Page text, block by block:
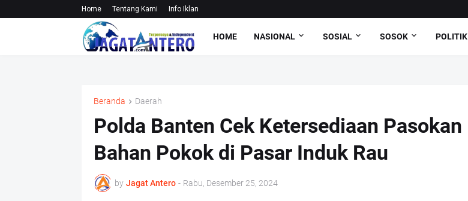
Home Tentang Kami Info Iklan
HOME NASIONAL SOSIAL SOSOK POLITIK
Beranda Daerah
Polda Banten Cek Ketersediaan Pasokan
Bahan Pokok di Pasar Induk Rau
by Jagat Antero - Rabu, Desember 25, 2024